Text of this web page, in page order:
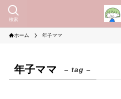
検索
ホーム 年子ママ
年子ママ – tag –